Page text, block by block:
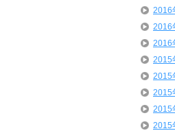
2016
2016
2016
2015
2015
2015
2015
2015